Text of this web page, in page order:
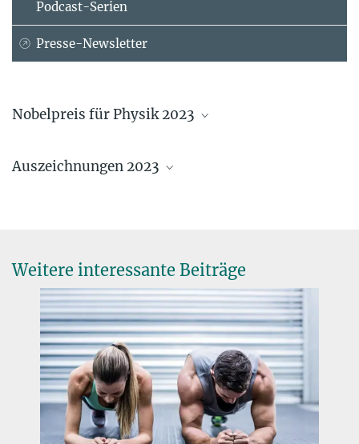
Podcast-Serien
Presse-Newsletter
Nobelpreis für Physik 2023
Ferenc Krausz erhält den Physik-Nobelpreis
3. OKTOBER 2023
Der Wissenschaftler vom Max-Planck-Institut für Quantenoptik
wird für seine Beiträge zur Attosekundenphysik ausgezeichnet
mehr
Auszeichnungen 2023
Leibniz-Preise für zwei Max-Planck-
Wissenschaftler
7. DEZEMBER 2023
Tobias Erb und Moritz Helmstaedter werden mit dem wichtigsten
deutschen Forschungspreis geehrt
Weitere interessante Beiträge